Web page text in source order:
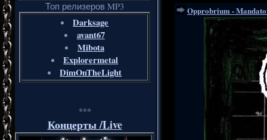
Топ релизеров MP3
Darksage
avant67
Mibota
Explorermetal
DimOnTheLight
***
Концерты /Live
Opprobrium -